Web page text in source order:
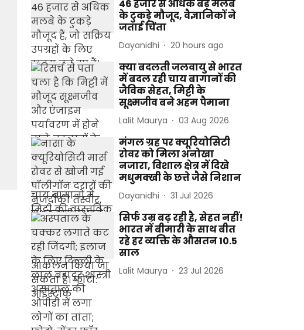
46 हजार से अधिक बड़े मलबे
के टुकड़े मौजूद, वैज्ञानिकों ने
जताई चिंता
Dayanidhi 20 hours ago
क्या बदलती जलवायु से भारत
में बदल रही चाय बागानों की
जैविक सेहत, मिट्टी के
सूक्ष्मजीव बने अहम पैमाना
Lalit Maurya 03 Aug 2026
मंगल ग्रह पर क्यूरियोसिटी
रोवर को मिला अनोखा
नजारा, विशाल क्षेत्र में दिखे
मधुमक्खी के छत्ते जैसे निशान
Dayanidhi 31 Jul 2026
सिर्फ उम्र बढ़ रही है, सेहत नहीं!
भारत में बीमारी के साथ बीत
रहे हर व्यक्ति के औसतन 10.5
साल
Lalit Maurya 23 Jul 2026